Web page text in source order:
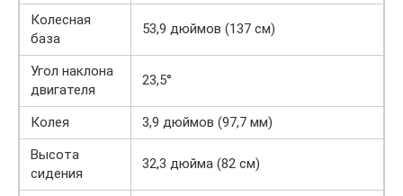
Колесная
база
53,9 дюймов (137 см)
Угол наклона
двигателя
23,5°
Колея
3,9 дюймов (97,7 мм)
Высота
сидения
32,3 дюйма (82 см)